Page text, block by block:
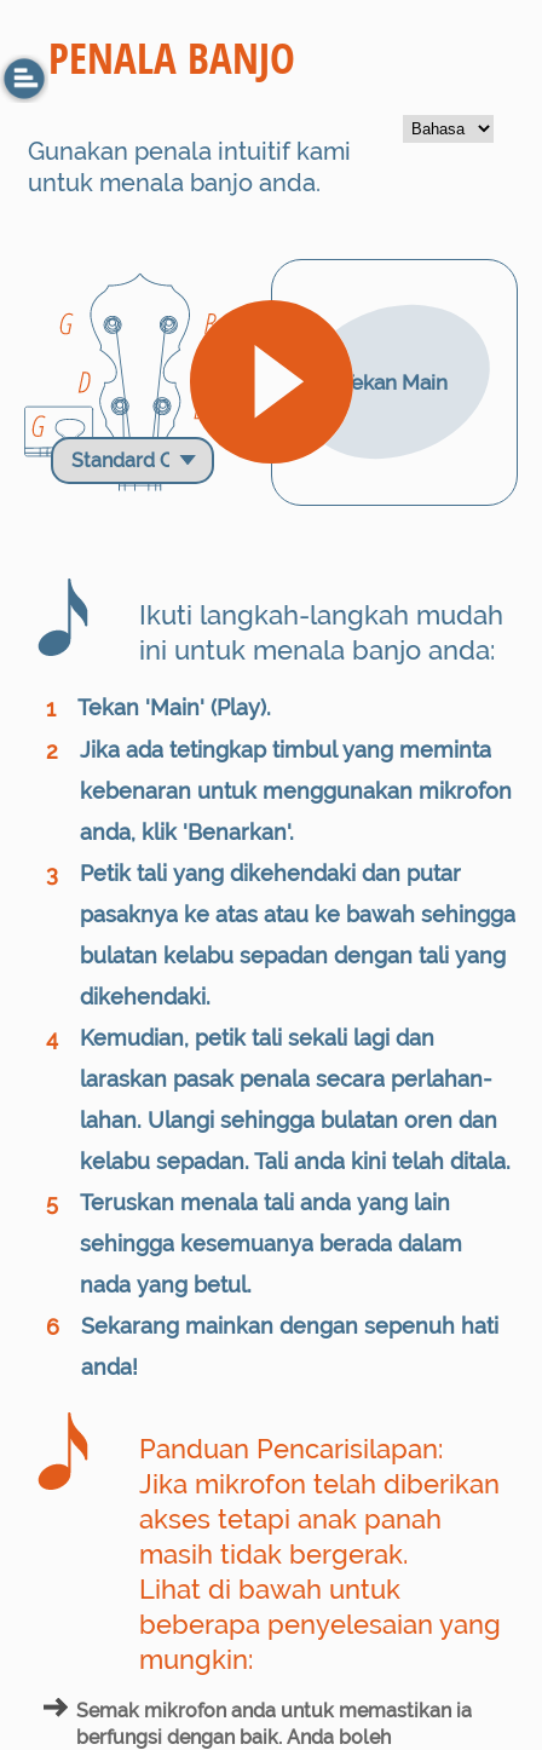
PENALA BANJO
Gunakan penala intuitif kami
untuk menala banjo anda.
Tekan Main
Ikuti langkah-langkah mudah
ini untuk menala banjo anda:
1
Tekan 'Main' (Play).
2
Jika ada tetingkap timbul yang meminta
kebenaran untuk menggunakan mikrofon
anda, klik 'Benarkan'.
3
Petik tali yang dikehendaki dan putar
pasaknya ke atas atau ke bawah sehingga
bulatan kelabu sepadan dengan tali yang
dikehendaki.
4
Kemudian, petik tali sekali lagi dan
laraskan pasak penala secara perlahan-
lahan. Ulangi sehingga bulatan oren dan
kelabu sepadan. Tali anda kini telah ditala.
5
Teruskan menala tali anda yang lain
sehingga kesemuanya berada dalam
nada yang betul.
6
Sekarang mainkan dengan sepenuh hati
anda!
Panduan Pencarisilapan:
Jika mikrofon telah diberikan
akses tetapi anak panah
masih tidak bergerak.
Lihat di bawah untuk
beberapa penyelesaian yang
mungkin:
Semak mikrofon anda untuk memastikan ia
berfungsi dengan baik. Anda boleh